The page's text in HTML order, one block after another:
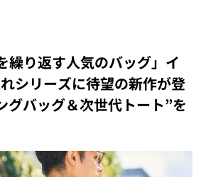
り返す人気のバッグ」イ
シリーズに待望の新作が登
グバッグ＆次世代トート”を